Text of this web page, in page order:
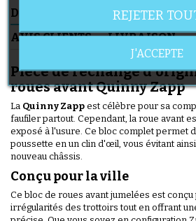
DESCRIPTION
DÉTAILS DU
AVIS CLIENTS
LIVRAISON
Pièce de rechange
roues avant Quinny Zapp
La Quinny Zapp est célèbre pour sa
faufiler partout. Cependant, la roue avant
exposé à l'usure. Ce bloc complet permet
poussette en un clin d'œil, vous évitant
nouveau châssis.
Conçu pour la ville
Ce bloc de roues avant jumelées est
irrégularités des trottoirs tout en offrant
REJETER
J'ACCEPTE